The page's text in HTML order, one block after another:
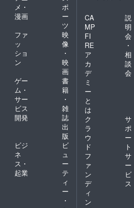
メ・
漫画
ポ
ー
ツ
ファ
ッ
ショ
ン
映
像
・
映
画
ゲー
ム・
サー
ビス
開発
書
籍
・
雑
誌
出
版
ビジ
ネ
ス・
起業
ビ
ュ
ー
テ
ィ
ー
・
CA
MP
FI
RE
ア
カ
デ
ミ
ー
と
は
説
明
会
・
相
談
会
ク
ラ
ウ
ド
フ
ァ
ン
デ
ィ
ン
サ
ポ
ー
ト
サ
ー
ビ
ス